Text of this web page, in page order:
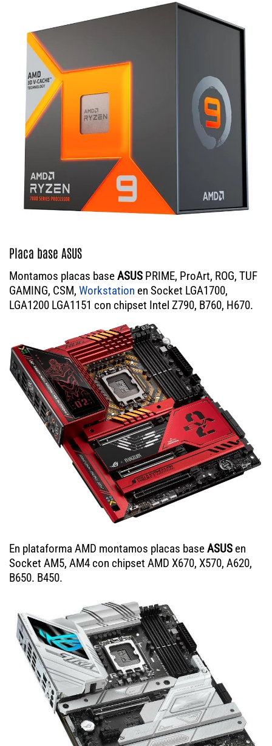
Placa base ASUS
Montamos placas baseASUS PRIME, ProArt, ROG, TUF
GAMING, CSM, Workstation en Socket LGA1700,
LGA1200 LGA1151 con chipset Intel Z790, B760, H670.
En plataforma AMD montamos placas baseASUS en
Socket AM5, AM4 con chipset AMD X670, X570, A620,
B650. B450.